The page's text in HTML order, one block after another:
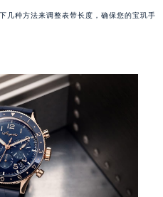
几种方法来调整表带长度，确保您的宝玑手